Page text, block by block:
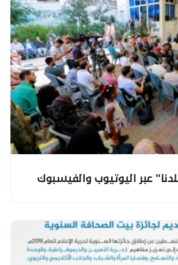
عبر اليوتيوب والفيسبوك